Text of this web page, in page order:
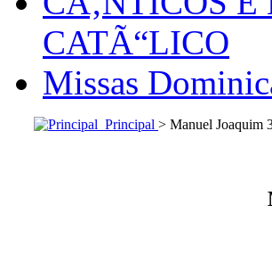
CATÃ“LICO
Missas
Principal > Manuel Joaquim